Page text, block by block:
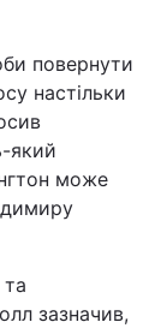
повернути
настільки
який
може
зазначив,